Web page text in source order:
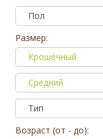
Вес (кг)
0 3 6 10 13 19 26
0
Может
Пол
Размер:
Крошечный
Средний
Тип
Возраст (от - до):